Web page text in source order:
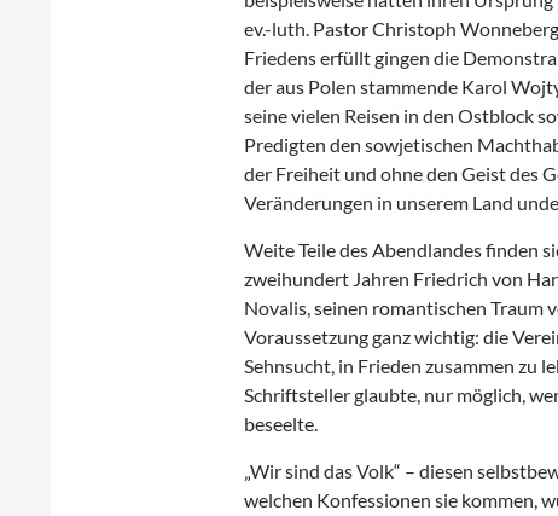
ev.-luth. Pastor Christoph
Friedens erfüllt gingen die
der aus Polen stammende Karol
seine vielen Reisen in den Ostblock
Predigten den sowjetischen
der Freiheit und ohne den Geist des
Veränderungen in unserem Land
Weite Teile des Abendlandes finden
zweihundert Jahren Friedrich von
Novalis, seinen romantischen Traum
Voraussetzung ganz wichtig: die
Sehnsucht, in Frieden zusammen zu
Schriftsteller glaubte, nur möglich,
beseelte.
„Wir sind das Volk“ – diesen
welchen Konfessionen sie kommen,